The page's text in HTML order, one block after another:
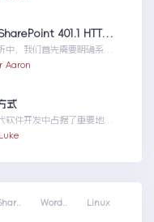
修复moss本机访问SharePoint 401.1 HTTP错误
中，我们首先需要明确系统
置不仅能帮助我们定位问
Aaron
式
软件开发中占据了重要地
源、分发文档，还是实现数
Word.. Linux